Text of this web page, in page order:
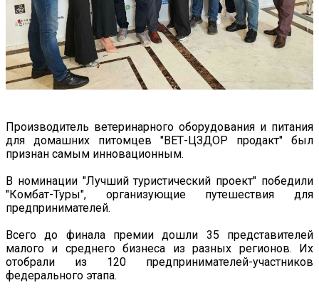
Производитель ветеринарного оборудования и питания
для домашних питомцев "ВЕТ-ЦЗДОР продакт" был
признан самым инновационным.
В номинации "Лучший туристический проект" победили
"Комбат-Туры", организующие путешествия для
предпринимателей.
Всего до финала премии дошли 35 представителей
малого и среднего бизнеса из разных регионов. Их
отобрали из 120 предпринимателей-участников
федерального этапа.